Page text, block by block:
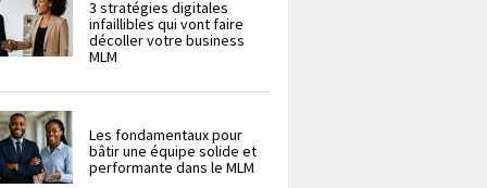
3 stratégies digitales
infaillibles qui vont faire
décoller votre business
MLM
Les fondamentaux pour
bâtir une équipe solide et
performante dans le MLM